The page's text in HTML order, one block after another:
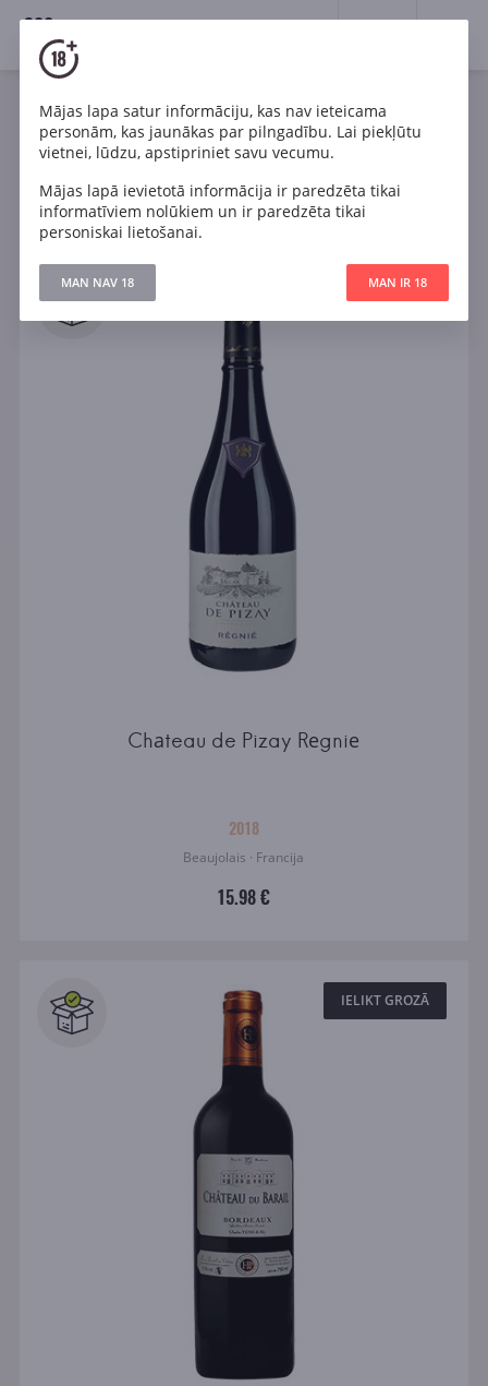
18+
Filtri ATJAUNOT
Meklēt
Visi IELIKT GROZĀ
Chаteau de Pizay Rеgniе
2018
Beaujolais · Francija
15.98 €
IELIKT GROZĀ
Mājas lapa satur informāciju, kas nav ieteicama
personām, kas jaunākas par pilngadību. Lai piekļūtu
vietnei, lūdzu, apstipriniet savu vecumu.
Mājas lapā ievietotā informācija ir paredzēta tikai
informatīviem nolūkiem un ir paredzēta tikai
personiskai lietošanai.
MAN NAV 18 MAN IR 18